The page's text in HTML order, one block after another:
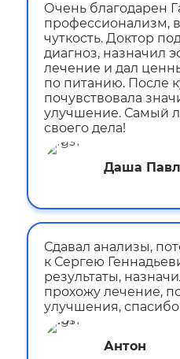
Очень благодарен
профессионализм,
чуткость. Доктор
диагноз, назначил
лечение и дал
по питанию. После
почувствовала
улучшение. Самый
своего дела!
Даша
Сдавал анализы,
к Сергею
результаты,
прохожу лечение,
улучшения,
Антон